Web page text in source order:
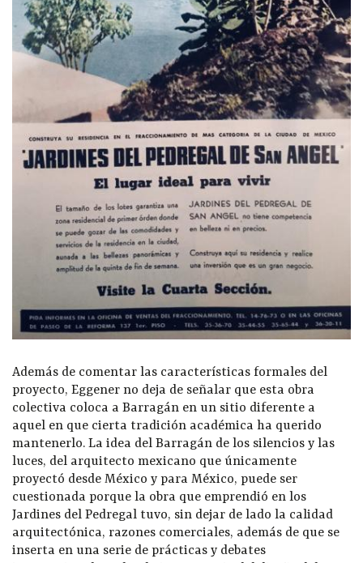
Además de comentar las características formales del
proyecto, Eggener no deja de señalar que esta obra
colectiva coloca a Barragán en un sitio diferente a
aquel en que cierta tradición académica ha querido
mantenerlo. La idea del Barragán de los silencios y las
luces, del arquitecto mexicano que únicamente
proyectó desde México y para México, puede ser
cuestionada porque la obra que emprendió en los
Jardines del Pedregal tuvo, sin dejar de lado la calidad
arquitectónica, razones comerciales, además de que se
inserta en una serie de prácticas y debates